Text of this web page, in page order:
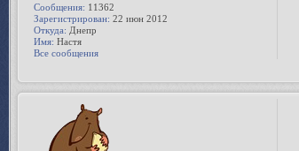
Сообщения: 11362
Зарегистрирован: 22 июн 2012
Откуда: Днепр
Имя: Настя
Все сообщения